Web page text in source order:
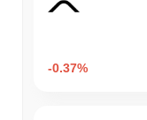
-0.37%